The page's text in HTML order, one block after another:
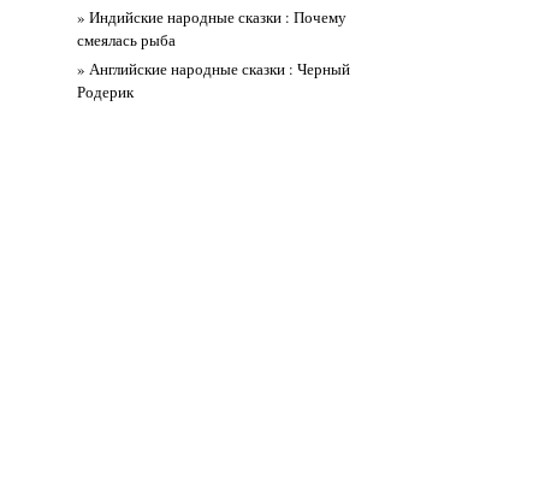
» Индийские народные сказки : Почему
смеялась рыба
» Английские народные сказки : Черный
Родерик